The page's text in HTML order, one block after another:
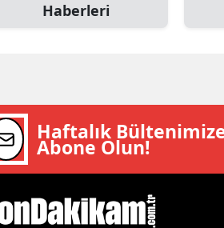
Haberleri
Haftalık
Abone Olun!